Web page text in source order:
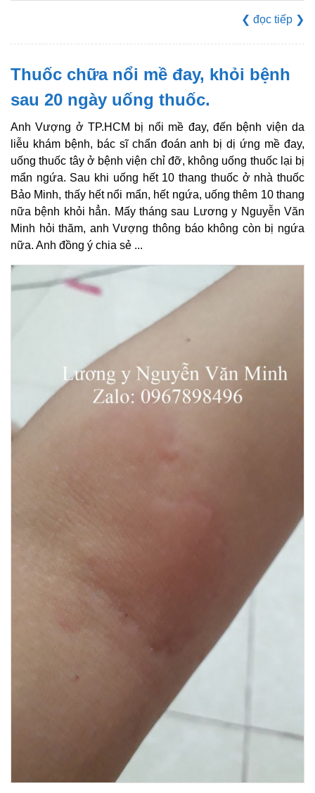
❮ đọc tiếp ❯
Thuốc chữa nổi mề đay, khỏi bệnh
sau 20 ngày uống thuốc.
Anh Vượng ở TP.HCM bị nổi mề đay, đến bệnh viện da
liễu khám bệnh, bác sĩ chẩn đoán anh bị dị ứng mề đay,
uống thuốc tây ở bệnh viện chỉ đỡ, không uống thuốc lại bị
mẩn ngứa. Sau khi uống hết 10 thang thuốc ở nhà thuốc
Bảo Minh, thấy hết nổi mẩn, hết ngứa, uống thêm 10 thang
nữa bệnh khỏi hẳn. Mấy tháng sau Lương y Nguyễn Văn
Minh hỏi thăm, anh Vượng thông báo không còn bị ngứa
nữa. Anh đồng ý chia sẻ ...